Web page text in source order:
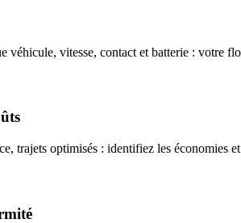
véhicule, vitesse, contact et batterie : votre
trajets optimisés : identifiez les économies